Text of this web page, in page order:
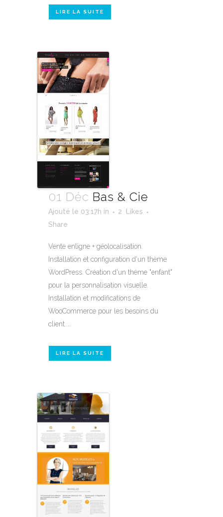
LIRE LA SUITE
01 Déc Bas & Cie
Ajouté le 03:17h in 2
Likes
Share
Vente enligne + géolocalisation.
Installation et configuration d'un thème
WordPress. Création d'un thème "enfant"
pour la personnalisation visuelle.
Installation et modifications de
WooCommerce pour les besoins du
client....
LIRE LA SUITE